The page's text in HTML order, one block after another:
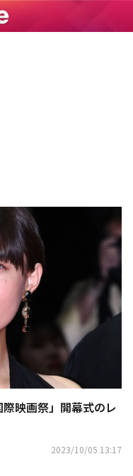
際映画祭」開幕式のレ
2023/10/05 13:17